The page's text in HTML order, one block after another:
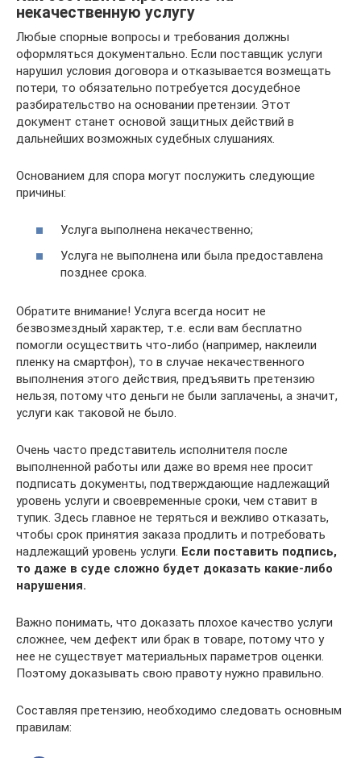
некачественную услугу
Любые спорные вопросы и требования должны
оформляться документально. Если поставщик услуги
нарушил условия договора и отказывается возмещать
потери, то обязательно потребуется досудебное
разбирательство на основании претензии. Этот
документ станет основой защитных действий в
дальнейших возможных судебных слушаниях.
Основанием для спора могут послужить следующие
причины:
Услуга выполнена некачественно;
Услуга не выполнена или была предоставлена
позднее срока.
Обратите внимание! Услуга всегда носит не
безвозмездный характер, т.е. если вам бесплатно
помогли осуществить что-либо (например, наклеили
пленку на смартфон), то в случае некачественного
выполнения этого действия, предъявить претензию
нельзя, потому что деньги не были заплачены, а значит,
услуги как таковой не было.
Очень часто представитель исполнителя после
выполненной работы или даже во время нее просит
подписать документы, подтверждающие надлежащий
уровень услуги и своевременные сроки, чем ставит в
тупик. Здесь главное не теряться и вежливо отказать,
чтобы срок принятия заказа продлить и потребовать
надлежащий уровень услуги. Если поставить подпись,
то даже в суде сложно будет доказать какие-либо
нарушения.
Важно понимать, что доказать плохое качество услуги
сложнее, чем дефект или брак в товаре, потому что у
нее не существует материальных параметров оценки.
Поэтому доказывать свою правоту нужно правильно.
Составляя претензию, необходимо следовать основным
правилам: